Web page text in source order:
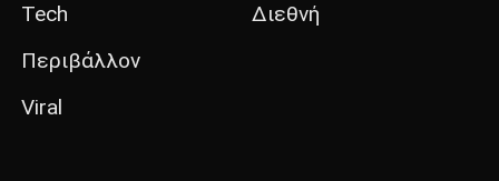
Tech
Περιβάλλον
Viral
Διεθνή